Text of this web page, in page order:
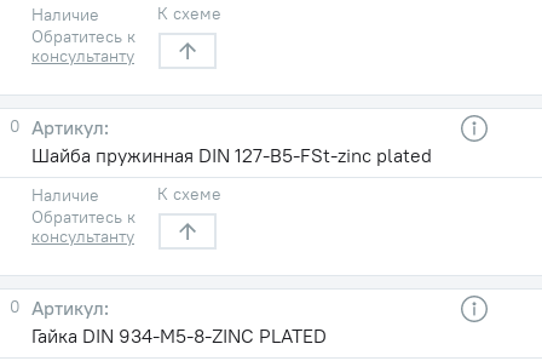
Наличие
Обратитесь к
консультанту
К схеме
0
Шайба пружинная DIN 127-B5-FSt-zinc plated
Наличие
Обратитесь к
консультанту
К схеме
0
Гайка DIN 934-M5-8-ZINC PLATED